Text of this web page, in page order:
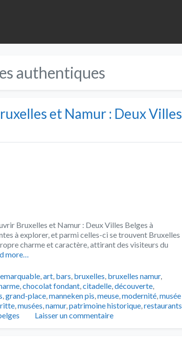
authentiques
et Namur : Deux Villes
Bruxelles et Namur : Deux Villes Belges à
à explorer, et parmi celles-ci se trouvent Bruxelles
charme et caractère, attirant des visiteurs du
more…
,art, bars, bruxelles, bruxelles namur,
,chocolat fondant,citadelle,découverte,
,grand-place,manneken pis,meuse,modernité,musée
,musées,namur,patrimoine historique,restaurants
Laisser un commentaire